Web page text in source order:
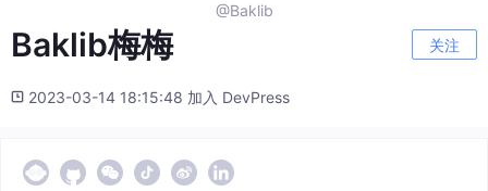
@Baklib
Baklib梅梅 关注
2023-03-14 18:15:48 加入 DevPress